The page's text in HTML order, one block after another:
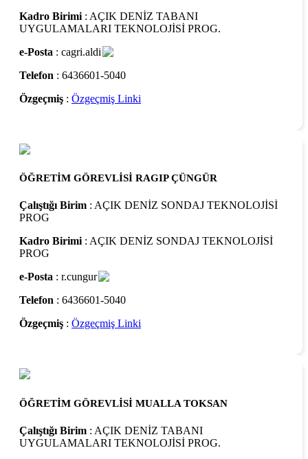
Kadro Birimi : AÇIK DENİZ TABANI
UYGULAMALARI TEKNOLOJİSİ PROG.
e-Posta : cagri.aldi
Telefon : 6436601-5040
Özgeçmiş : Özgeçmiş Linki
ÖĞRETİM GÖREVLİSİ RAGIP ÇÜNGÜR
Çalıştığı Birim : AÇIK DENİZ SONDAJ TEKNOLOJİSİ
PROG
Kadro Birimi: AÇIK DENİZ SONDAJ TEKNOLOJİSİ
PROG
e-Posta : r.cungur
Telefon : 6436601-5040
Özgeçmiş : Özgeçmiş Linki
ÖĞRETİM GÖREVLİSİ MUALLA TOKSAN
Çalıştığı Birim : AÇIK DENİZ TABANI
UYGULAMALARI TEKNOLOJİSİ PROG.